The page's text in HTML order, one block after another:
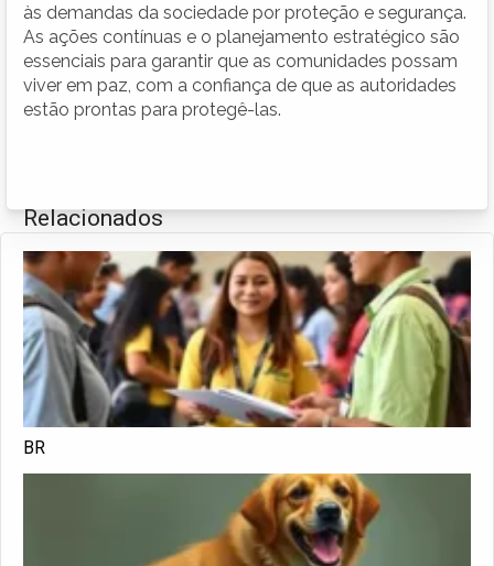
às demandas da sociedade por proteção e segurança.
As ações contínuas e o planejamento estratégico são
essenciais para garantir que as comunidades possam
viver em paz, com a confiança de que as autoridades
estão prontas para protegê-las.
Relacionados
BR